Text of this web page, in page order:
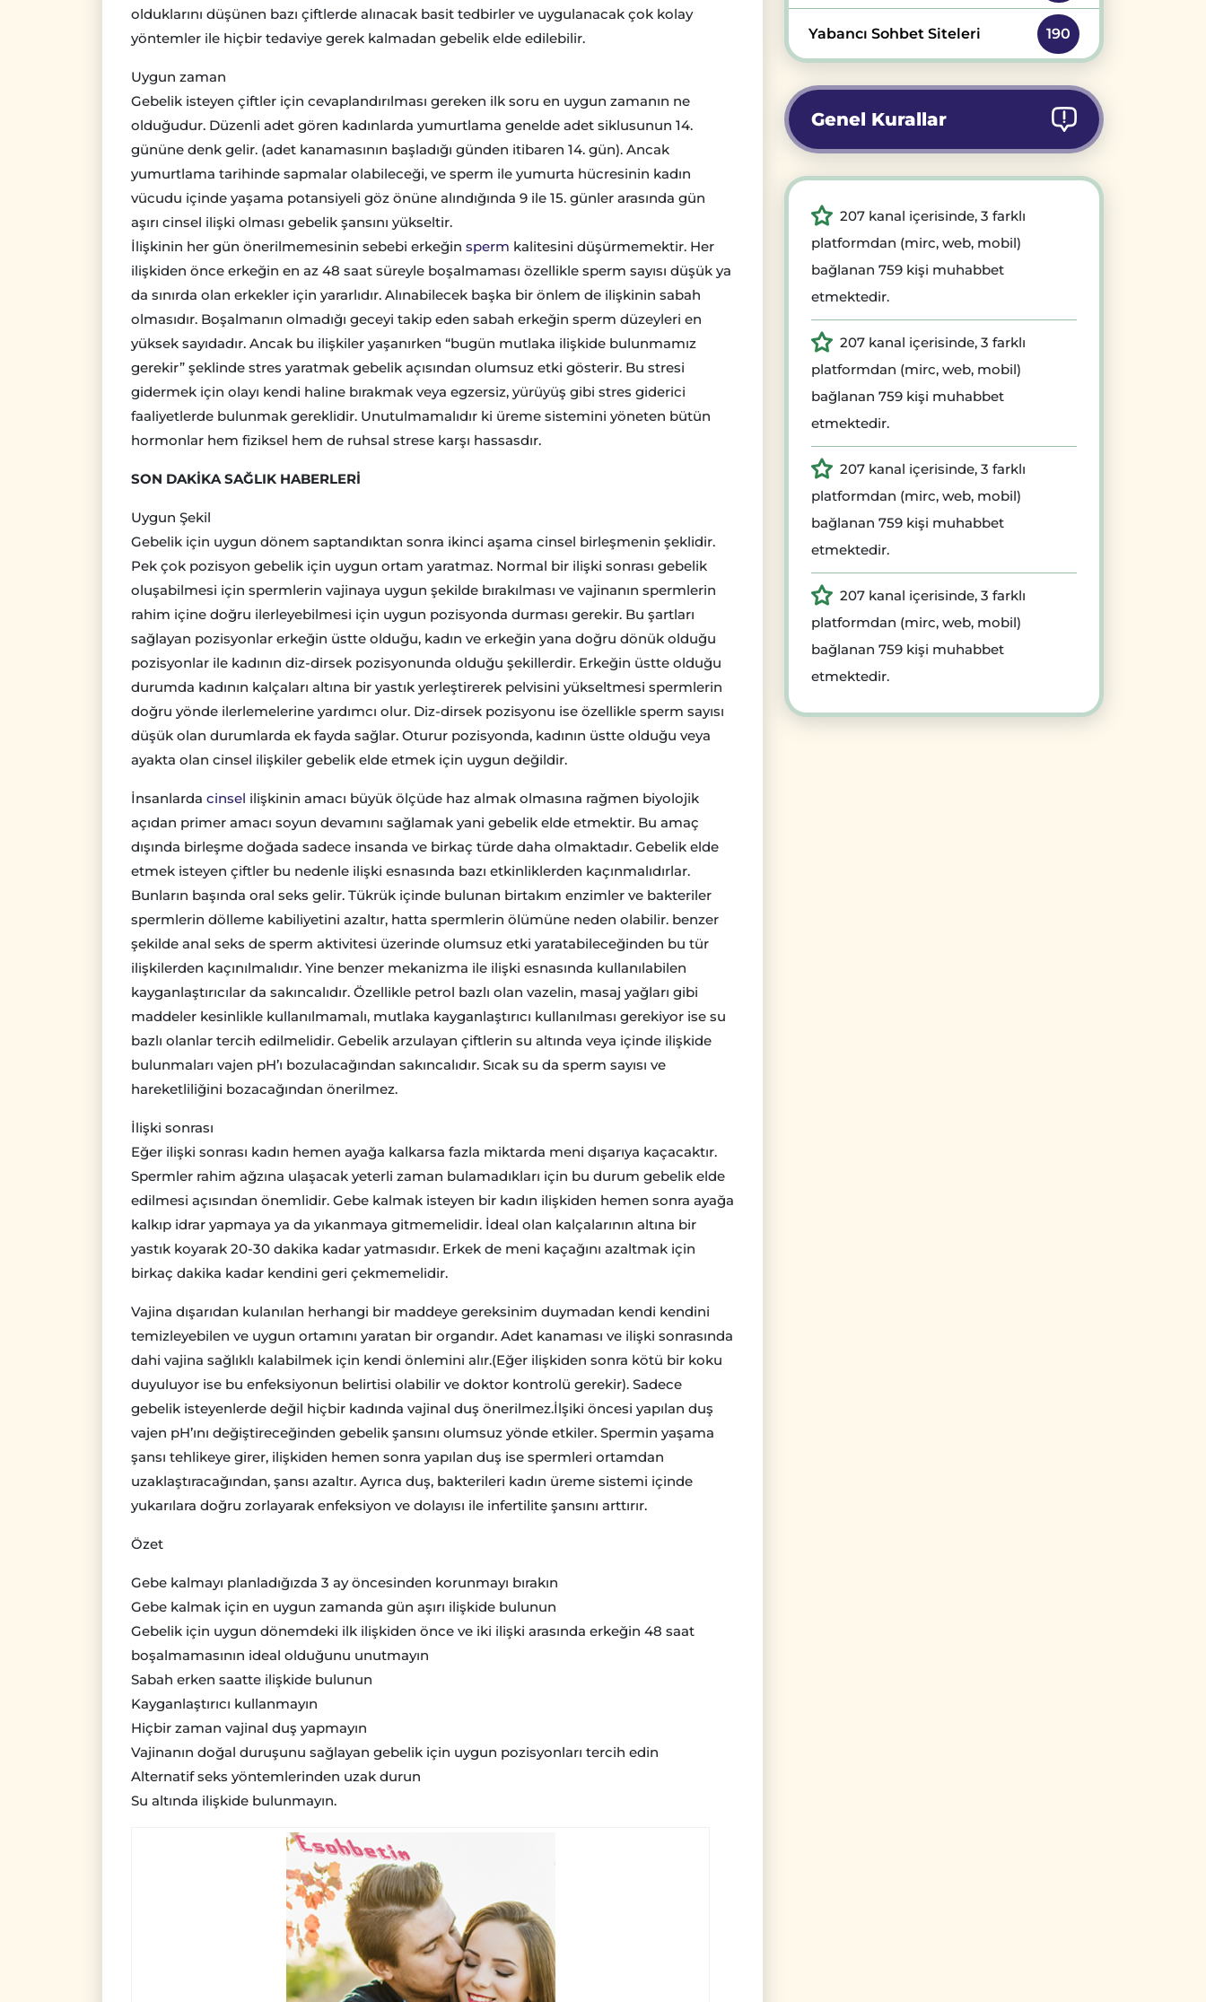
olduklarını düşünen bazı çiftlerde alınacak basit tedbirler ve uygulanacak çok kolay
yöntemler ile hiçbir tedaviye gerek kalmadan gebelik elde edilebilir.
Uygun zaman
Gebelik isteyen çiftler için cevaplandırılması gereken ilk soru en uygun zamanın ne
olduğudur. Düzenli adet gören kadınlarda yumurtlama genelde adet siklusunun 14.
gününe denk gelir. (adet kanamasının başladığı günden itibaren 14. gün). Ancak
yumurtlama tarihinde sapmalar olabileceği, ve sperm ile yumurta hücresinin kadın
vücudu içinde yaşama potansiyeli göz önüne alındığında 9 ile 15. günler arasında gün
aşırı cinsel ilişki olması gebelik şansını yükseltir.
İlişkinin her gün önerilmemesinin sebebi erkeğin sperm kalitesini düşürmemektir. Her
ilişkiden önce erkeğin en az 48 saat süreyle boşalmaması özellikle sperm sayısı düşük ya
da sınırda olan erkekler için yararlıdır. Alınabilecek başka bir önlem de ilişkinin sabah
olmasıdır. Boşalmanın olmadığı geceyi takip eden sabah erkeğin sperm düzeyleri en
yüksek sayıdadır. Ancak bu ilişkiler yaşanırken “bugün mutlaka ilişkide bulunmamız
gerekir” şeklinde stres yaratmak gebelik açısından olumsuz etki gösterir. Bu stresi
gidermek için olayı kendi haline bırakmak veya egzersiz, yürüyüş gibi stres giderici
faaliyetlerde bulunmak gereklidir. Unutulmamalıdır ki üreme sistemini yöneten bütün
hormonlar hem fiziksel hem de ruhsal strese karşı hassasdır.
SON DAKİKA SAĞLIK HABERLERİ
Uygun Şekil
Gebelik için uygun dönem saptandıktan sonra ikinci aşama cinsel birleşmenin şeklidir.
Pek çok pozisyon gebelik için uygun ortam yaratmaz. Normal bir ilişki sonrası gebelik
oluşabilmesi için spermlerin vajinaya uygun şekilde bırakılması ve vajinanın spermlerin
rahim içine doğru ilerleyebilmesi için uygun pozisyonda durması gerekir. Bu şartları
sağlayan pozisyonlar erkeğin üstte olduğu, kadın ve erkeğin yana doğru dönük olduğu
pozisyonlar ile kadının diz-dirsek pozisyonunda olduğu şekillerdir. Erkeğin üstte olduğu
durumda kadının kalçaları altına bir yastık yerleştirerek pelvisini yükseltmesi spermlerin
doğru yönde ilerlemelerine yardımcı olur. Diz-dirsek pozisyonu ise özellikle sperm sayısı
düşük olan durumlarda ek fayda sağlar. Oturur pozisyonda, kadının üstte olduğu veya
ayakta olan cinsel ilişkiler gebelik elde etmek için uygun değildir.
İnsanlarda cinsel ilişkinin amacı büyük ölçüde haz almak olmasına rağmen biyolojik
açıdan primer amacı soyun devamını sağlamak yani gebelik elde etmektir. Bu amaç
dışında birleşme doğada sadece insanda ve birkaç türde daha olmaktadır. Gebelik elde
etmek isteyen çiftler bu nedenle ilişki esnasında bazı etkinliklerden kaçınmalıdırlar.
Bunların başında oral seks gelir. Tükrük içinde bulunan birtakım enzimler ve bakteriler
spermlerin dölleme kabiliyetini azaltır, hatta spermlerin ölümüne neden olabilir. benzer
şekilde anal seks de sperm aktivitesi üzerinde olumsuz etki yaratabileceğinden bu tür
ilişkilerden kaçınılmalıdır. Yine benzer mekanizma ile ilişki esnasında kullanılabilen
kayganlaştırıcılar da sakıncalıdır. Özellikle petrol bazlı olan vazelin, masaj yağları gibi
maddeler kesinlikle kullanılmamalı, mutlaka kayganlaştırıcı kullanılması gerekiyor ise su
bazlı olanlar tercih edilmelidir. Gebelik arzulayan çiftlerin su altında veya içinde ilişkide
bulunmaları vajen pH’ı bozulacağından sakıncalıdır. Sıcak su da sperm sayısı ve
hareketliliğini bozacağından önerilmez.
İlişki sonrası
Eğer ilişki sonrası kadın hemen ayağa kalkarsa fazla miktarda meni dışarıya kaçacaktır.
Spermler rahim ağzına ulaşacak yeterli zaman bulamadıkları için bu durum gebelik elde
edilmesi açısından önemlidir. Gebe kalmak isteyen bir kadın ilişkiden hemen sonra ayağa
kalkıp idrar yapmaya ya da yıkanmaya gitmemelidir. İdeal olan kalçalarının altına bir
yastık koyarak 20-30 dakika kadar yatmasıdır. Erkek de meni kaçağını azaltmak için
birkaç dakika kadar kendini geri çekmemelidir.
Vajina dışarıdan kulanılan herhangi bir maddeye gereksinim duymadan kendi kendini
temizleyebilen ve uygun ortamını yaratan bir organdır. Adet kanaması ve ilişki sonrasında
dahi vajina sağlıklı kalabilmek için kendi önlemini alır.(Eğer ilişkiden sonra kötü bir koku
duyuluyor ise bu enfeksiyonun belirtisi olabilir ve doktor kontrolü gerekir). Sadece
gebelik isteyenlerde değil hiçbir kadında vajinal duş önerilmez.İlşiki öncesi yapılan duş
vajen pH’ını değiştireceğinden gebelik şansını olumsuz yönde etkiler. Spermin yaşama
şansı tehlikeye girer, ilişkiden hemen sonra yapılan duş ise spermleri ortamdan
uzaklaştıracağından, şansı azaltır. Ayrıca duş, bakterileri kadın üreme sistemi içinde
yukarılara doğru zorlayarak enfeksiyon ve dolayısı ile infertilite şansını arttırır.
Özet
Gebe kalmayı planladığızda 3 ay öncesinden korunmayı bırakın
Gebe kalmak için en uygun zamanda gün aşırı ilişkide bulunun
Gebelik için uygun dönemdeki ilk ilişkiden önce ve iki ilişki arasında erkeğin 48 saat
boşalmamasının ideal olduğunu unutmayın
Sabah erken saatte ilişkide bulunun
Kayganlaştırıcı kullanmayın
Hiçbir zaman vajinal duş yapmayın
Vajinanın doğal duruşunu sağlayan gebelik için uygun pozisyonları tercih edin
Alternatif seks yöntemlerinden uzak durun
Su altında ilişkide bulunmayın.
Yabancı Sohbet Siteleri 190
Genel Kurallar
207 kanal içerisinde, 3 farklı
platformdan (mirc, web, mobil)
bağlanan 759 kişi muhabbet
etmektedir.
207 kanal içerisinde, 3 farklı
platformdan (mirc, web, mobil)
bağlanan 759 kişi muhabbet
etmektedir.
207 kanal içerisinde, 3 farklı
platformdan (mirc, web, mobil)
bağlanan 759 kişi muhabbet
etmektedir.
207 kanal içerisinde, 3 farklı
platformdan (mirc, web, mobil)
bağlanan 759 kişi muhabbet
etmektedir.